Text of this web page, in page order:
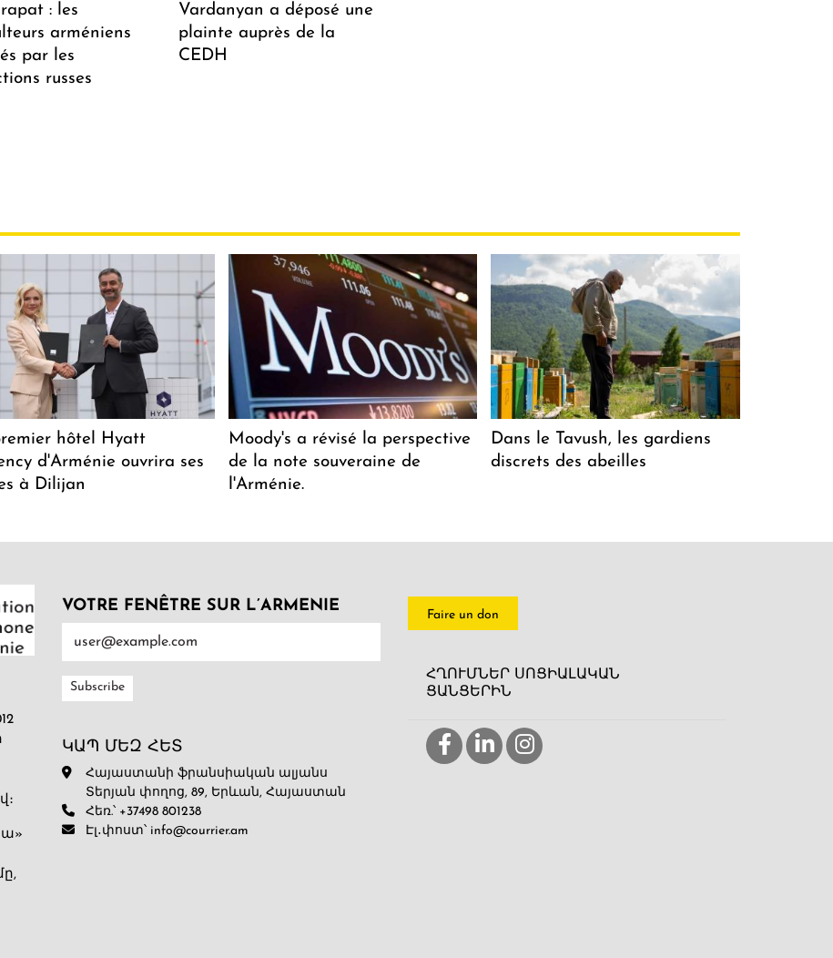
: les
arméniens
par les
russes
Vardanyan a déposé une
plainte auprès de la
CEDH
hôtel Hyatt
d'Arménie ouvrira ses
à Dilijan
Moody's a révisé la perspective
de la note souveraine de
l'Arménie.
Dans le Tavush, les gardiens
discrets des abeilles
VOTRE FENÊTRE SUR L’ARMENIE
ԿԱՊ ՄԵԶ ՀԵՏ
Հայաստանի ֆրանսիական ալյանս
Տերյան փողոց, 89, Երևան, Հայաստան
Հեռ.՝ +37498 801238
Էլ․փոստ՝ info@courrier.am
Faire un don
ՀՂՈՒՄՆԵՐ ՍՈՑԻԱԼԱԿԱՆ
ՑԱՆՑԵՐԻՆ